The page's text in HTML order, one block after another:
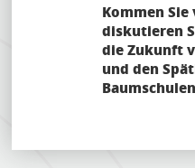
Kommen
diskutieren
die Zukunft
und den